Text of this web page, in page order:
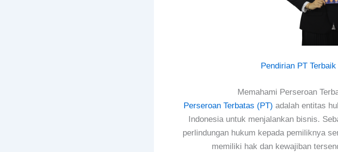
Pendirian PT
Memahami Perseroan
Perseroan Terbatas (PT) adalah entitas
Indonesia untuk menjalankan bisnis.
perlindungan hukum kepada pemiliknya
memiliki hak dan kewajiban